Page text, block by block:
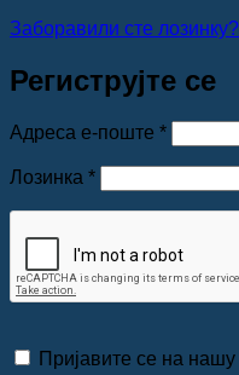
Заборавили сте лозинку?
Региструјте се
Адреса е-поште *
Лозинка *Обавезно
Пријавите се на нашу